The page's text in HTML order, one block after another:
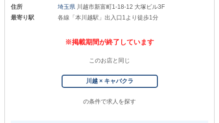
住所
埼玉県 川越市新富町1-18-12 大塚ビル3F
最寄り駅
各線「本川越駅」出入口1より徒歩1分
※掲載期間が終了しています
このお店と同じ
川越 × キャバクラ
の条件で求人を探す